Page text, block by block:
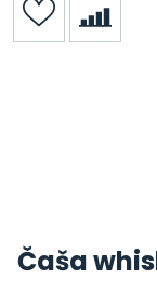
Čaša